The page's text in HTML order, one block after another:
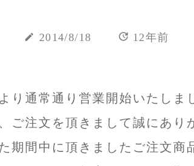
create 2014/8/18 update 12年前
り通常通り営業開始いたしま
ご注文を頂きまして誠にあり
期間中に頂きましたご注文商